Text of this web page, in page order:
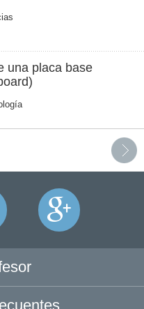
una placa base